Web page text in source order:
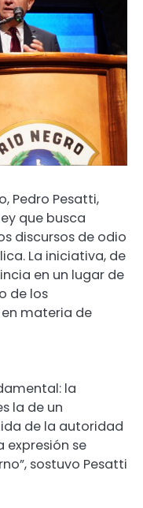
Pedro Pesatti,
que busca
discursos de odio
La iniciativa, de
en un lugar de
de los
materia de
la
la de un
de la autoridad
expresión se
sostuvo Pesatti